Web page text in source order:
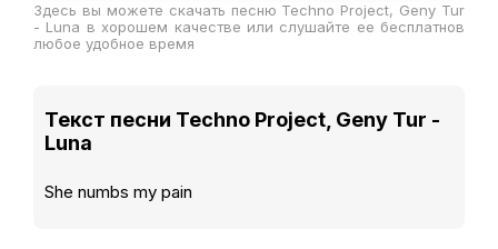
Здесь вы можете скачать песню Techno Project, Geny Tur
- Luna в хорошем качестве или слушайте ее бесплатнов
любое удобное время
Текст песни Techno Project, Geny Tur -
Luna
She numbs my pain